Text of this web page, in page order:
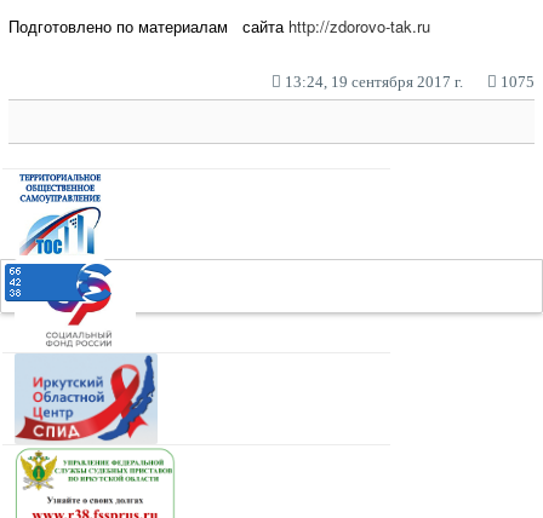
Подготовлено по материалам сайта http://zdorovo-tak.ru
13:24, 19 сентября 2017 г. 1075